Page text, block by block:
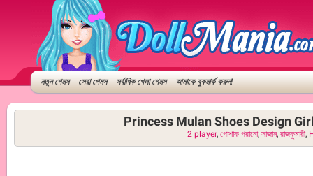
নতুন গেমস সেরা গেমস সর্বাধিক খেলা গেমস আমাকে বুকমার্ক করুন!
Princess Mulan Shoes Design
2 player,পোশাক পরানো,সাজান,রাজকুমারী,